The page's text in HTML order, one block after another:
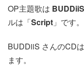
OP主題歌は BUDDiiS
ルは「Script 」です。
BUDDiiS さんのCD
ます。